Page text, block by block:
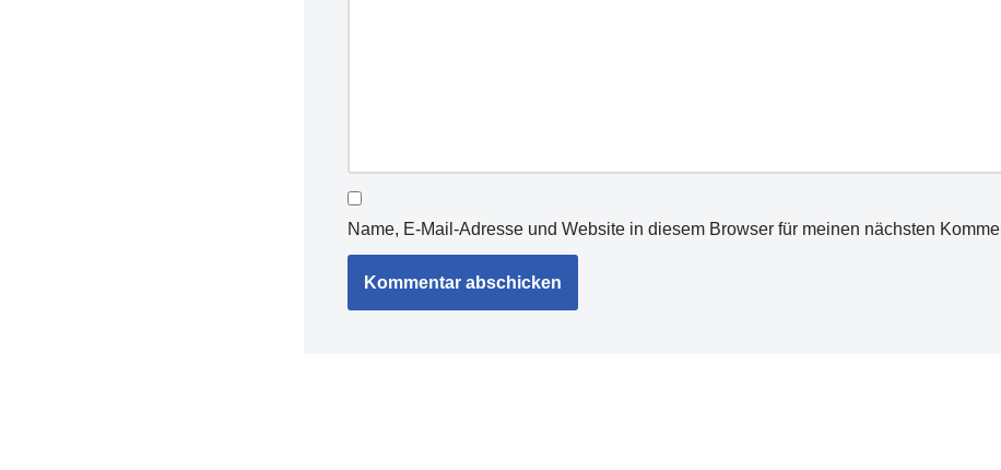
Name, E-Mail-Adresse und Website in diesem Browser für meinen nächsten